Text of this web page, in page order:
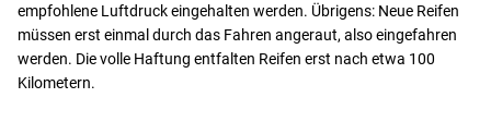
empfohlene Luftdruck eingehalten werden. Übrigens: Neue Reifen
müssen erst einmal durch das Fahren angeraut, also eingefahren
werden. Die volle Haftung entfalten Reifen erst nach etwa 100
Kilometern.